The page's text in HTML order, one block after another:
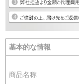
基本的な情報
商品名称